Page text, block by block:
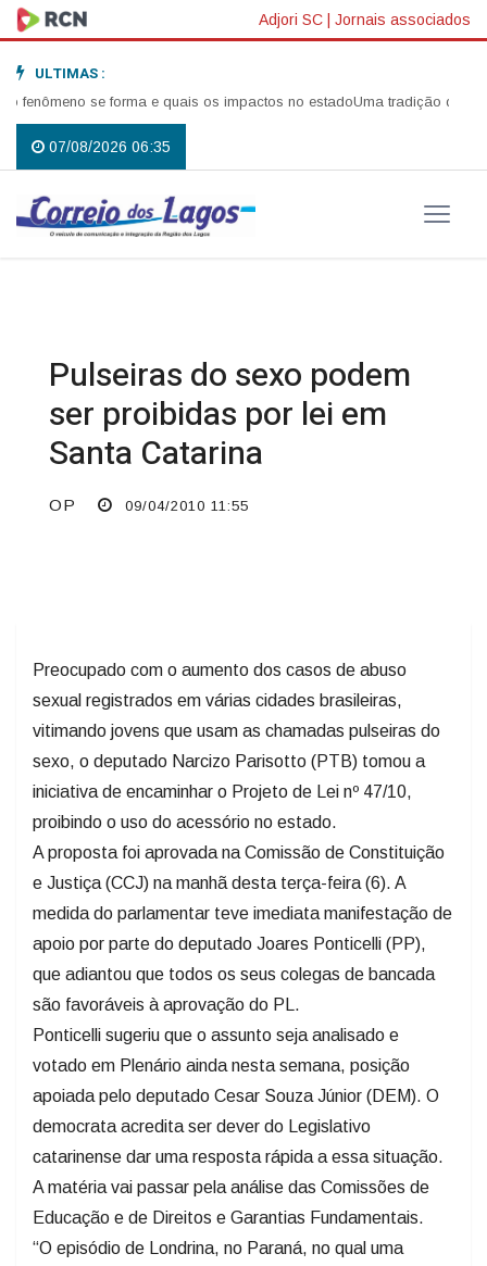
Adjori SC | Jornais associados
ULTIMAS :
se forma e quais os impactos no estadoUma tradição que voltou
07/08/2026 06:35
Pulseiras do sexo podem
ser proibidas por lei em
Santa Catarina
OP 09/04/2010 11:55
Preocupado com o aumento dos casos de abuso
sexual registrados em várias cidades brasileiras,
vitimando jovens que usam as chamadas pulseiras do
sexo, o deputado Narcizo Parisotto (PTB) tomou a
iniciativa de encaminhar o Projeto de Lei nº 47/10,
proibindo o uso do acessório no estado.
A proposta foi aprovada na Comissão de Constituição
e Justiça (CCJ) na manhã desta terça-feira (6). A
medida do parlamentar teve imediata manifestação de
apoio por parte do deputado Joares Ponticelli (PP),
que adiantou que todos os seus colegas de bancada
são favoráveis à aprovação do PL.
Ponticelli sugeriu que o assunto seja analisado e
votado em Plenário ainda nesta semana, posição
apoiada pelo deputado Cesar Souza Júnior (DEM). O
democrata acredita ser dever do Legislativo
catarinense dar uma resposta rápida a essa situação.
A matéria vai passar pela análise das Comissões de
Educação e de Direitos e Garantias Fundamentais.
“O episódio de Londrina, no Paraná, no qual uma